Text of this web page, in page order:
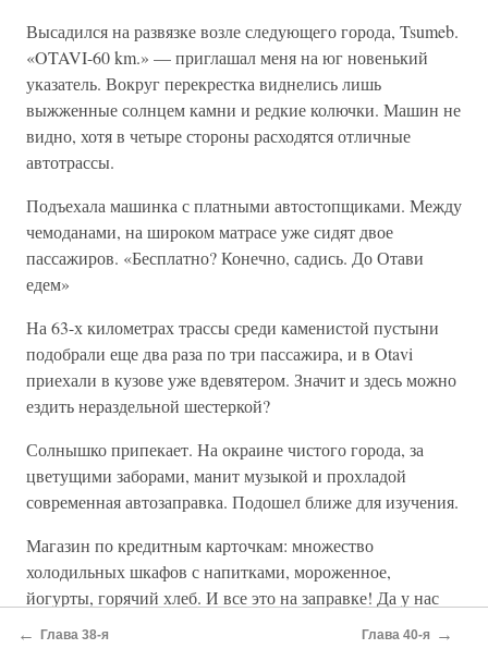
Высадился на развязке возле следующего города, Tsumeb.
«OTAVI-60 km.» — приглашал меня на юг новенький
указатель. Вокруг перекрестка виднелись лишь
выжженные солнцем камни и редкие колючки. Машин не
видно, хотя в четыре стороны расходятся отличные
автотрассы.
Подъехала машинка с платными автостопщиками. Между
чемоданами, на широком матрасе уже сидят двое
пассажиров. «Бесплатно? Конечно, садись. До Отави
едем»
На 63-х километрах трассы среди каменистой пустыни
подобрали еще два раза по три пассажира, и в Otavi
приехали в кузове уже вдевятером. Значит и здесь можно
ездить нераздельной шестеркой?
Солнышко припекает. На окраине чистого города, за
цветущими заборами, манит музыкой и прохладой
современная автозаправка. Подошел ближе для изучения.
Магазин по кредитным карточкам: множество
холодильных шкафов с напитками, мороженное,
йогурты, горячий хлеб. И все это на заправке! Да у нас
← Глава 38-я Глава 40-я →